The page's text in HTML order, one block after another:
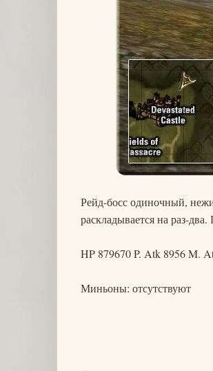
Рейд-босс одиночный,
раскладывается на раз-
HP 879670 P. Atk 8956 M.
Миньоны: отсутствуют